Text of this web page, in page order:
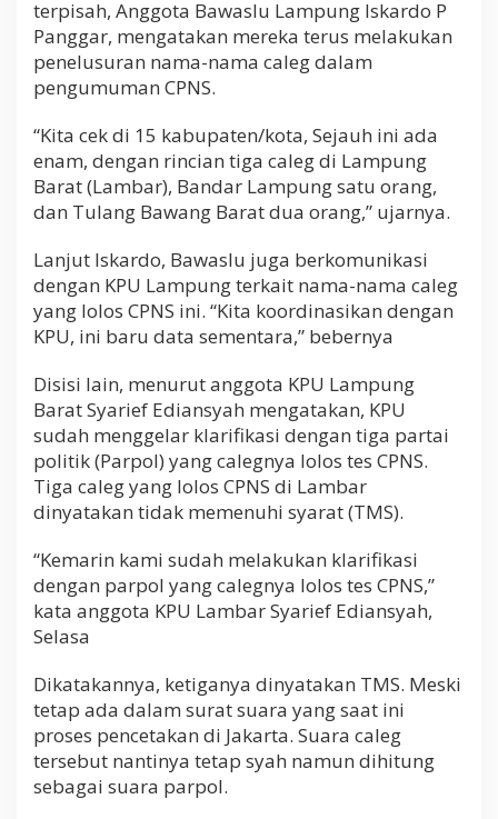
terpisah, Anggota Bawaslu Lampung Iskardo P
Panggar, mengatakan mereka terus melakukan
penelusuran nama-nama caleg dalam
pengumuman CPNS.
“Kita cek di 15 kabupaten/kota, Sejauh ini ada
enam, dengan rincian tiga caleg di Lampung
Barat (Lambar), Bandar Lampung satu orang,
dan Tulang Bawang Barat dua orang,” ujarnya.
Lanjut Iskardo, Bawaslu juga berkomunikasi
dengan KPU Lampung terkait nama-nama caleg
yang lolos CPNS ini. “Kita koordinasikan dengan
KPU, ini baru data sementara,” bebernya
Disisi lain, menurut anggota KPU Lampung
Barat Syarief Ediansyah mengatakan, KPU
sudah menggelar klarifikasi dengan tiga partai
politik (Parpol) yang calegnya lolos tes CPNS.
Tiga caleg yang lolos CPNS di Lambar
dinyatakan tidak memenuhi syarat (TMS).
“Kemarin kami sudah melakukan klarifikasi
dengan parpol yang calegnya lolos tes CPNS,”
kata anggota KPU Lambar Syarief Ediansyah,
Selasa
Dikatakannya, ketiganya dinyatakan TMS. Meski
tetap ada dalam surat suara yang saat ini
proses pencetakan di Jakarta. Suara caleg
tersebut nantinya tetap syah namun dihitung
sebagai suara parpol.